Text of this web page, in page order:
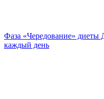
Фаза «Чередование»
каждый день